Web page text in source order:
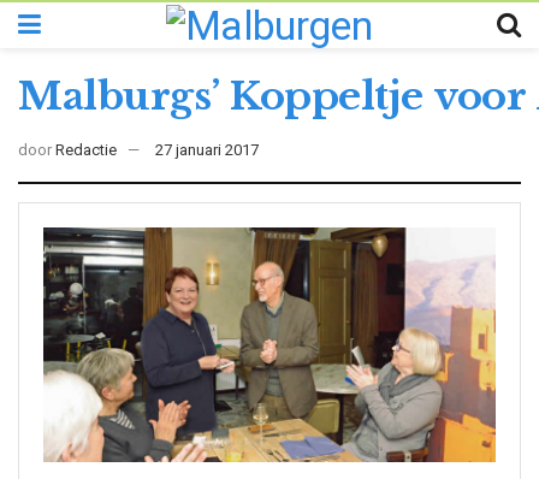
Malburgs’ Koppeltje voor
door Redactie 27 januari 2017